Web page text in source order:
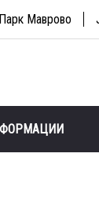
Маврово